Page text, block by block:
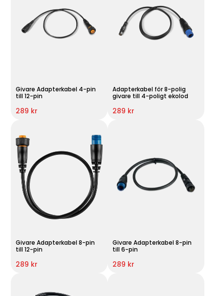
Givare Adapterkabel 4-pin
till 12-pin
289 kr
Adapterkabel för 8-polig
givare till 4-poligt ekolod
289 kr
Givare Adapterkabel 8-pin
till 12-pin
289 kr
Givare Adapterkabel 8-pin
till 6-pin
289 kr